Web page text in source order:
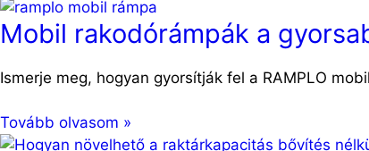
Mobil rakodórámpák a
Ismerje meg, hogyan gyorsítják fel a RAMPLO
Tovább olvasom »